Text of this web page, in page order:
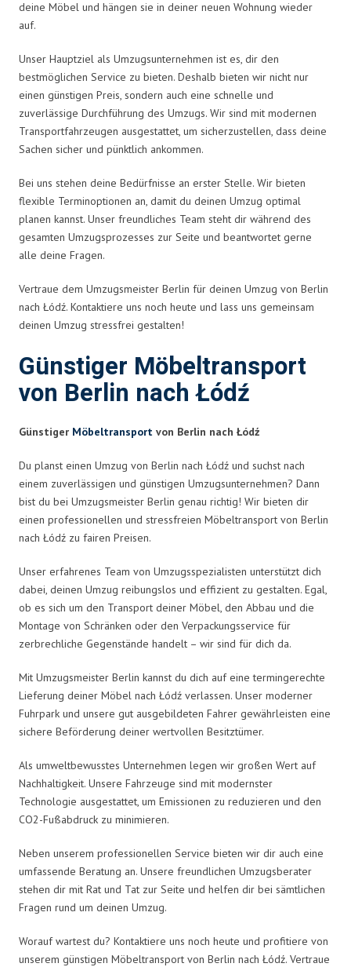
deine Möbel und hängen sie in deiner neuen Wohnung wieder
auf.
Unser Hauptziel als Umzugsunternehmen ist es, dir den
bestmöglichen Service zu bieten. Deshalb bieten wir nicht nur
einen günstigen Preis, sondern auch eine schnelle und
zuverlässige Durchführung des Umzugs. Wir sind mit modernen
Transportfahrzeugen ausgestattet, um sicherzustellen, dass deine
Sachen sicher und pünktlich ankommen.
Bei uns stehen deine Bedürfnisse an erster Stelle. Wir bieten
flexible Terminoptionen an, damit du deinen Umzug optimal
planen kannst. Unser freundliches Team steht dir während des
gesamten Umzugsprozesses zur Seite und beantwortet gerne
alle deine Fragen.
Vertraue dem Umzugsmeister Berlin für deinen Umzug von Berlin
nach Łódź. Kontaktiere uns noch heute und lass uns gemeinsam
deinen Umzug stressfrei gestalten!
Günstiger Möbeltransport
von Berlin nach Łódź
Günstiger Möbeltransport von Berlin nach Łódź
Du planst einen Umzug von Berlin nach Łódź und suchst nach
einem zuverlässigen und günstigen Umzugsunternehmen? Dann
bist du bei Umzugsmeister Berlin genau richtig! Wir bieten dir
einen professionellen und stressfreien Möbeltransport von Berlin
nach Łódź zu fairen Preisen.
Unser erfahrenes Team von Umzugsspezialisten unterstützt dich
dabei, deinen Umzug reibungslos und effizient zu gestalten. Egal,
ob es sich um den Transport deiner Möbel, den Abbau und die
Montage von Schränken oder den Verpackungsservice für
zerbrechliche Gegenstände handelt – wir sind für dich da.
Mit Umzugsmeister Berlin kannst du dich auf eine termingerechte
Lieferung deiner Möbel nach Łódź verlassen. Unser moderner
Fuhrpark und unsere gut ausgebildeten Fahrer gewährleisten eine
sichere Beförderung deiner wertvollen Besitztümer.
Als umweltbewusstes Unternehmen legen wir großen Wert auf
Nachhaltigkeit. Unsere Fahrzeuge sind mit modernster
Technologie ausgestattet, um Emissionen zu reduzieren und den
CO2-Fußabdruck zu minimieren.
Neben unserem professionellen Service bieten wir dir auch eine
umfassende Beratung an. Unsere freundlichen Umzugsberater
stehen dir mit Rat und Tat zur Seite und helfen dir bei sämtlichen
Fragen rund um deinen Umzug.
Worauf wartest du? Kontaktiere uns noch heute und profitiere von
unserem günstigen Möbeltransport von Berlin nach Łódź. Vertraue